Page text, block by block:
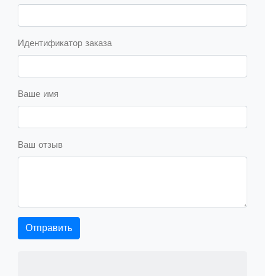
Идентификатор заказа
Ваше имя
Ваш отзыв
Отправить